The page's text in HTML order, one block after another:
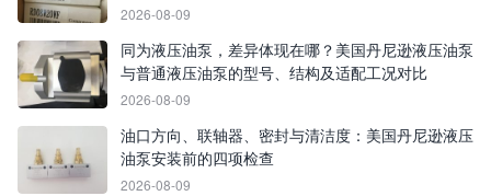
2026-08-09
同为液压油泵，差异体现在哪？美国丹尼逊液压油泵
与普通液压油泵的型号、结构及适配工况对比
2026-08-09
油口方向、联轴器、密封与清洁度：美国丹尼逊液压
油泵安装前的四项检查
2026-08-09